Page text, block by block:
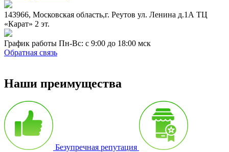
143966, Московская область,г. Реутов ул. Ленина д.1А ТЦ
«Карат» 2 эт.
График работы Пн-Вс: с 9:00 до 18:00 мск
Обратная связь
Наши преимущества
Безупречная репутация